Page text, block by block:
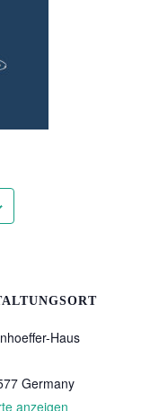
Haus
Germany
anzeigen